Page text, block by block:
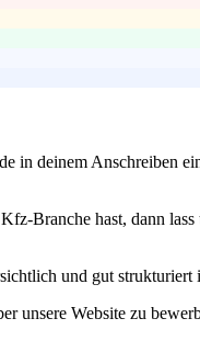
in deinem Anschreiben
Branche hast, dann
und gut
unsere Website zu